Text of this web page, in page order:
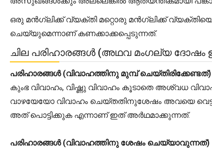
ഒരു മൻഗ്ലിക്ക് വ്യക്തി മറ്റൊരു മൻഗ്ലിക്ക്
ചെയ്യുമെന്നാണ് കണക്കാക്കപ്പെടുന്നത്.
ചില പരിഹാരങ്ങൾ (അഥവ മംഗല്യ ദോഷം
പരിഹാരങ്ങൾ (വിവാഹത്തിനു മുമ്പ് ചെയ്തിരിക്കേണ്ടത്)
കുംഭ വിവാഹം, വിഷ്ണു വിവാഹം കൂടാതെ അശ്വധ
വാഴയേയോ വിവാഹം ചെയ്തതിനുശേഷം അവയെ
അത് പൊട്ടിക്കുക എന്നാണ് ഇത് അർഥമാക്കുന്നത്.
പരിഹാരങ്ങൾ (വിവാഹത്തിനു ശേഷം ചെയ്യാവുന്നത്)